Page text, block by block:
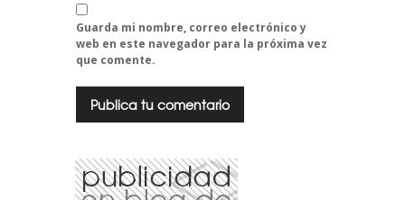
Guarda mi nombre, correo electrónico y
web en este navegador para la próxima vez
que comente.